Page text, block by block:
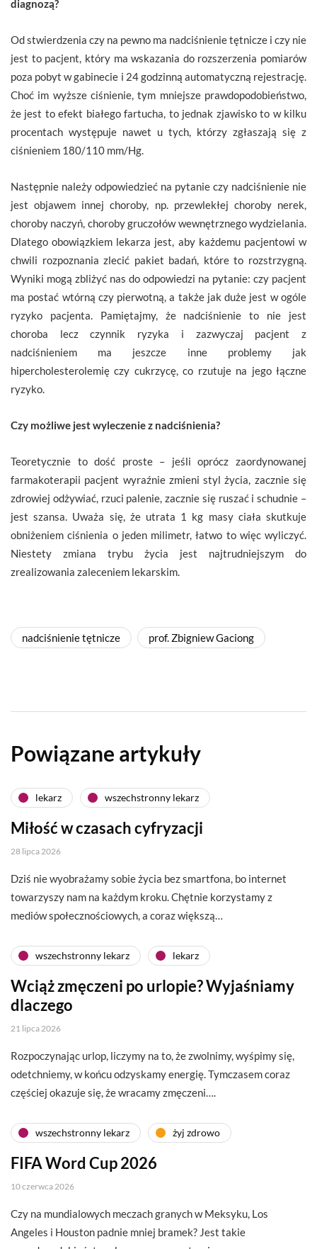
diagnozą?
Od stwierdzenia czy na pewno ma nadciśnienie tętnicze i czy nie
jest to pacjent, który ma wskazania do rozszerzenia pomiarów
poza pobyt w gabinecie i 24 godzinną automatyczną rejestrację.
Choć im wyższe ciśnienie, tym mniejsze prawdopodobieństwo,
że jest to efekt białego fartucha, to jednak zjawisko to w kilku
procentach występuje nawet u tych, którzy zgłaszają się z
ciśnieniem 180/110 mm/Hg.
Następnie należy odpowiedzieć na pytanie czy nadciśnienie nie
jest objawem innej choroby, np. przewlekłej choroby nerek,
choroby naczyń, choroby gruczołów wewnętrznego wydzielania.
Dlatego obowiązkiem lekarza jest, aby każdemu pacjentowi w
chwili rozpoznania zlecić pakiet badań, które to rozstrzygną.
Wyniki mogą zbliżyć nas do odpowiedzi na pytanie: czy pacjent
ma postać wtórną czy pierwotną, a także jak duże jest w ogóle
ryzyko pacjenta. Pamiętajmy, że nadciśnienie to nie jest
choroba lecz czynnik ryzyka i zazwyczaj pacjent z
nadciśnieniem ma jeszcze inne problemy jak
hipercholesterolemię czy cukrzycę, co rzutuje na jego łączne
ryzyko.
Czy możliwe jest wyleczenie z nadciśnienia?
Teoretycznie to dość proste – jeśli oprócz zaordynowanej
farmakoterapii pacjent wyraźnie zmieni styl życia, zacznie się
zdrowiej odżywiać, rzuci palenie, zacznie się ruszać i schudnie –
jest szansa. Uważa się, że utrata 1 kg masy ciała skutkuje
obniżeniem ciśnienia o jeden milimetr, łatwo to więc wyliczyć.
Niestety zmiana trybu życia jest najtrudniejszym do
zrealizowania zaleceniem lekarskim.
nadciśnienie tętnicze prof. Zbigniew Gaciong
Powiązane artykuły
lekarz wszechstronny lekarz
Miłość w czasach cyfryzacji
28 lipca 2026
Dziś nie wyobrażamy sobie życia bez smartfona, bo internet
towarzyszy nam na każdym kroku. Chętnie korzystamy z
mediów społecznościowych, a coraz większą…
wszechstronny lekarz lekarz
Wciąż zmęczeni po urlopie? Wyjaśniamy
dlaczego
21 lipca 2026
Rozpoczynając urlop, liczymy na to, że zwolnimy, wyśpimy się,
odetchniemy, w końcu odzyskamy energię. Tymczasem coraz
częściej okazuje się, że wracamy zmęczeni….
wszechstronny lekarz żyj zdrowo
FIFA Word Cup 2026
10 czerwca 2026
Czy na mundialowych meczach granych w Meksyku, Los
Angeles i Houston padnie mniej bramek? Jest takie